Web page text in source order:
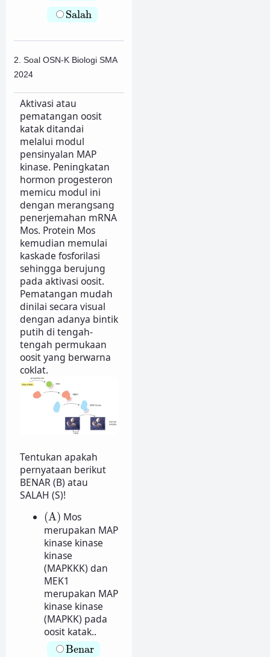
Salah
Salah
2. Soal OSN-K Biologi SMA
2024
Aktivasi atau
pematangan oosit
katak ditandai
melalui modul
pensinyalan MAP
kinase. Peningkatan
hormon progesteron
memicu modul ini
dengan merangsang
penerjemahan mRNA
Mos. Protein Mos
kemudian memulai
kaskade fosforilasi
sehingga berujung
pada aktivasi oosit.
Pematangan mudah
dinilai secara visual
dengan adanya bintik
putih di tengah-
tengah permukaan
oosit yang berwarna
coklat.
Tentukan apakah
pernyataan berikut
BENAR (B) atau
SALAH (S)!
(A)
(A) Mos
merupakan MAP
kinase kinase
kinase
(MAPKKK) dan
MEK1
merupakan MAP
kinase kinase
(MAPKK) pada
oosit katak..
Benar
Benar